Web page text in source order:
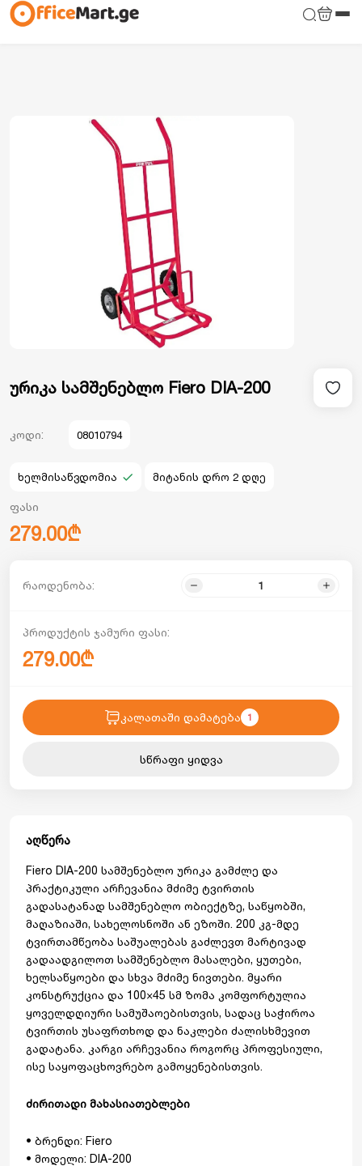
ურიკა სამშენებლო Fiero DIA-200
კოდი: 08010794
ხელმისაწვდომია მიტანის დრო 2 დღე
ფასი
279.00₾
რაოდენობა:
პროდუქტის ჯამური ფასი:
279.00₾
კალათაში დამატება 1
სწრაფი ყიდვა
აღწერა
Fiero DIA-200 სამშენებლო ურიკა გამძლე და
პრაქტიკული არჩევანია მძიმე ტვირთის
გადასატანად სამშენებლო ობიექტზე, საწყობში,
მაღაზიაში, სახელოსნოში ან ეზოში. 200 კგ-მდე
ტვირთამწეობა საშუალებას გაძლევთ მარტივად
გადაადგილოთ სამშენებლო მასალები, ყუთები,
ხელსაწყოები და სხვა მძიმე ნივთები. მყარი
კონსტრუქცია და 100×45 სმ ზომა კომფორტულია
ყოველდღიური სამუშაოებისთვის, სადაც საჭიროა
ტვირთის უსაფრთხოდ და ნაკლები ძალისხმევით
გადატანა. კარგი არჩევანია როგორც პროფესიული,
ისე საყოფაცხოვრებო გამოყენებისთვის.
ძირითადი მახასიათებლები
• ბრენდი: Fiero
• მოდელი: DIA-200